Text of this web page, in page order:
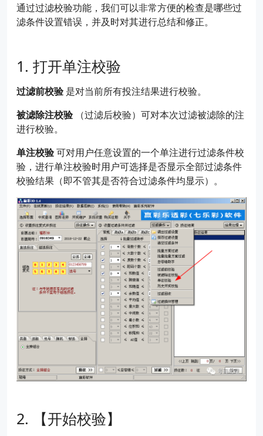
通过过滤校验功能，我们可以非常方便的检查是哪些过
滤条件设置错误，并及时对其进行总结和修正。
打开单注校验
过滤前校验是对当前所有投注结果进行校验。
被滤除注校验（过滤后校验）可对本次过滤被滤除的注
进行校验。
单注校验可对用户任意设置的一个单注进行过滤条件校
验，进行单注校验时用户可选择是否显示全部过滤条件
校验结果（即不管其是否符合过滤条件均显示）。
【开始校验】